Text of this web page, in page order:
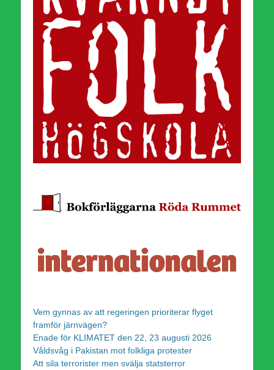
Vem gynnas av att regeringen prioriterar flyget
framför järnvägen?
Enade för KLIMATET den 22, 23 augusti 2026
Våldsvåg i Pakistan mot folkliga protester
Att sila terrorister men svälja statsterror